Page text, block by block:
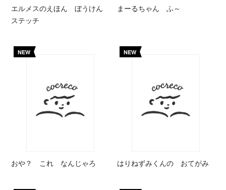
エルメスのえほん ぼうけん
ステッチ
まーるちゃん ふ～
NEW
おや？ これ なんじゃろ
NEW
はりねずみくんの おてがみ